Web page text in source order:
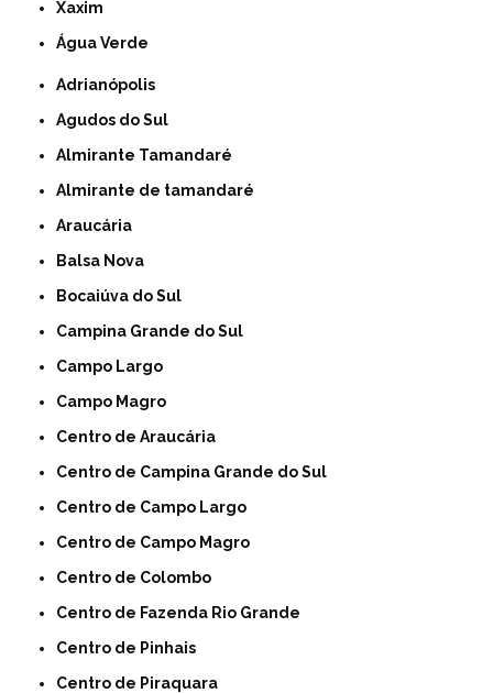
Xaxim
Água Verde
Adrianópolis
Agudos do Sul
Almirante Tamandaré
Almirante de tamandaré
Araucária
Balsa Nova
Bocaiúva do Sul
Campina Grande do Sul
Campo Largo
Campo Magro
Centro de Araucária
Centro de Campina Grande do Sul
Centro de Campo Largo
Centro de Campo Magro
Centro de Colombo
Centro de Fazenda Rio Grande
Centro de Pinhais
Centro de Piraquara